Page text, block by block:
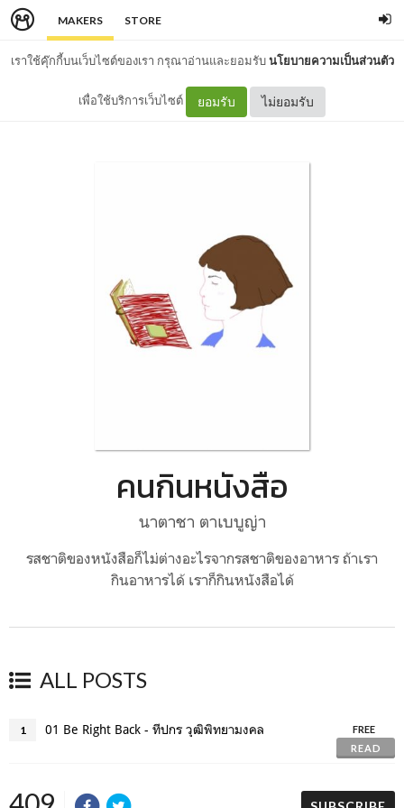
MAKERS STORE
เราใช้คุ๊กกี้บนเว็บไซต์ของเรา กรุณาอ่านและยอมรับนโยบายความเป็นส่วนตัว
เพื่อใช้บริการเว็บไซต์ ยอมรับ ไม่ยอมรับ
คนกินหนังสือ
นาตาชา ตาเบบูญ่า
รสชาติของหนังสือก็ไม่ต่างอะไรจากรสชาติของอาหาร ถ้าเรา
กินอาหารได้ เราก็กินหนังสือได้
ALL POSTS
1 01 Be Right Back - ทีปกร วุฒิพิทยามงคล
FREE
READ